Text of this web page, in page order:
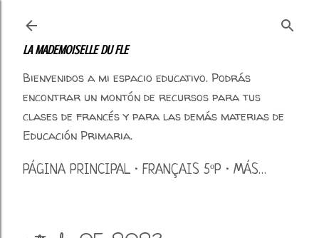
LA MADEMOISELLE DU FLE
Bienvenidos a mi espacio educativo. Podrás
encontrar un montón de recursos para tus
clases de francés y para las demás materias de
Educación Primaria.
PÁGINA PRINCIPAL FRANÇAIS 5ºP MÁS…